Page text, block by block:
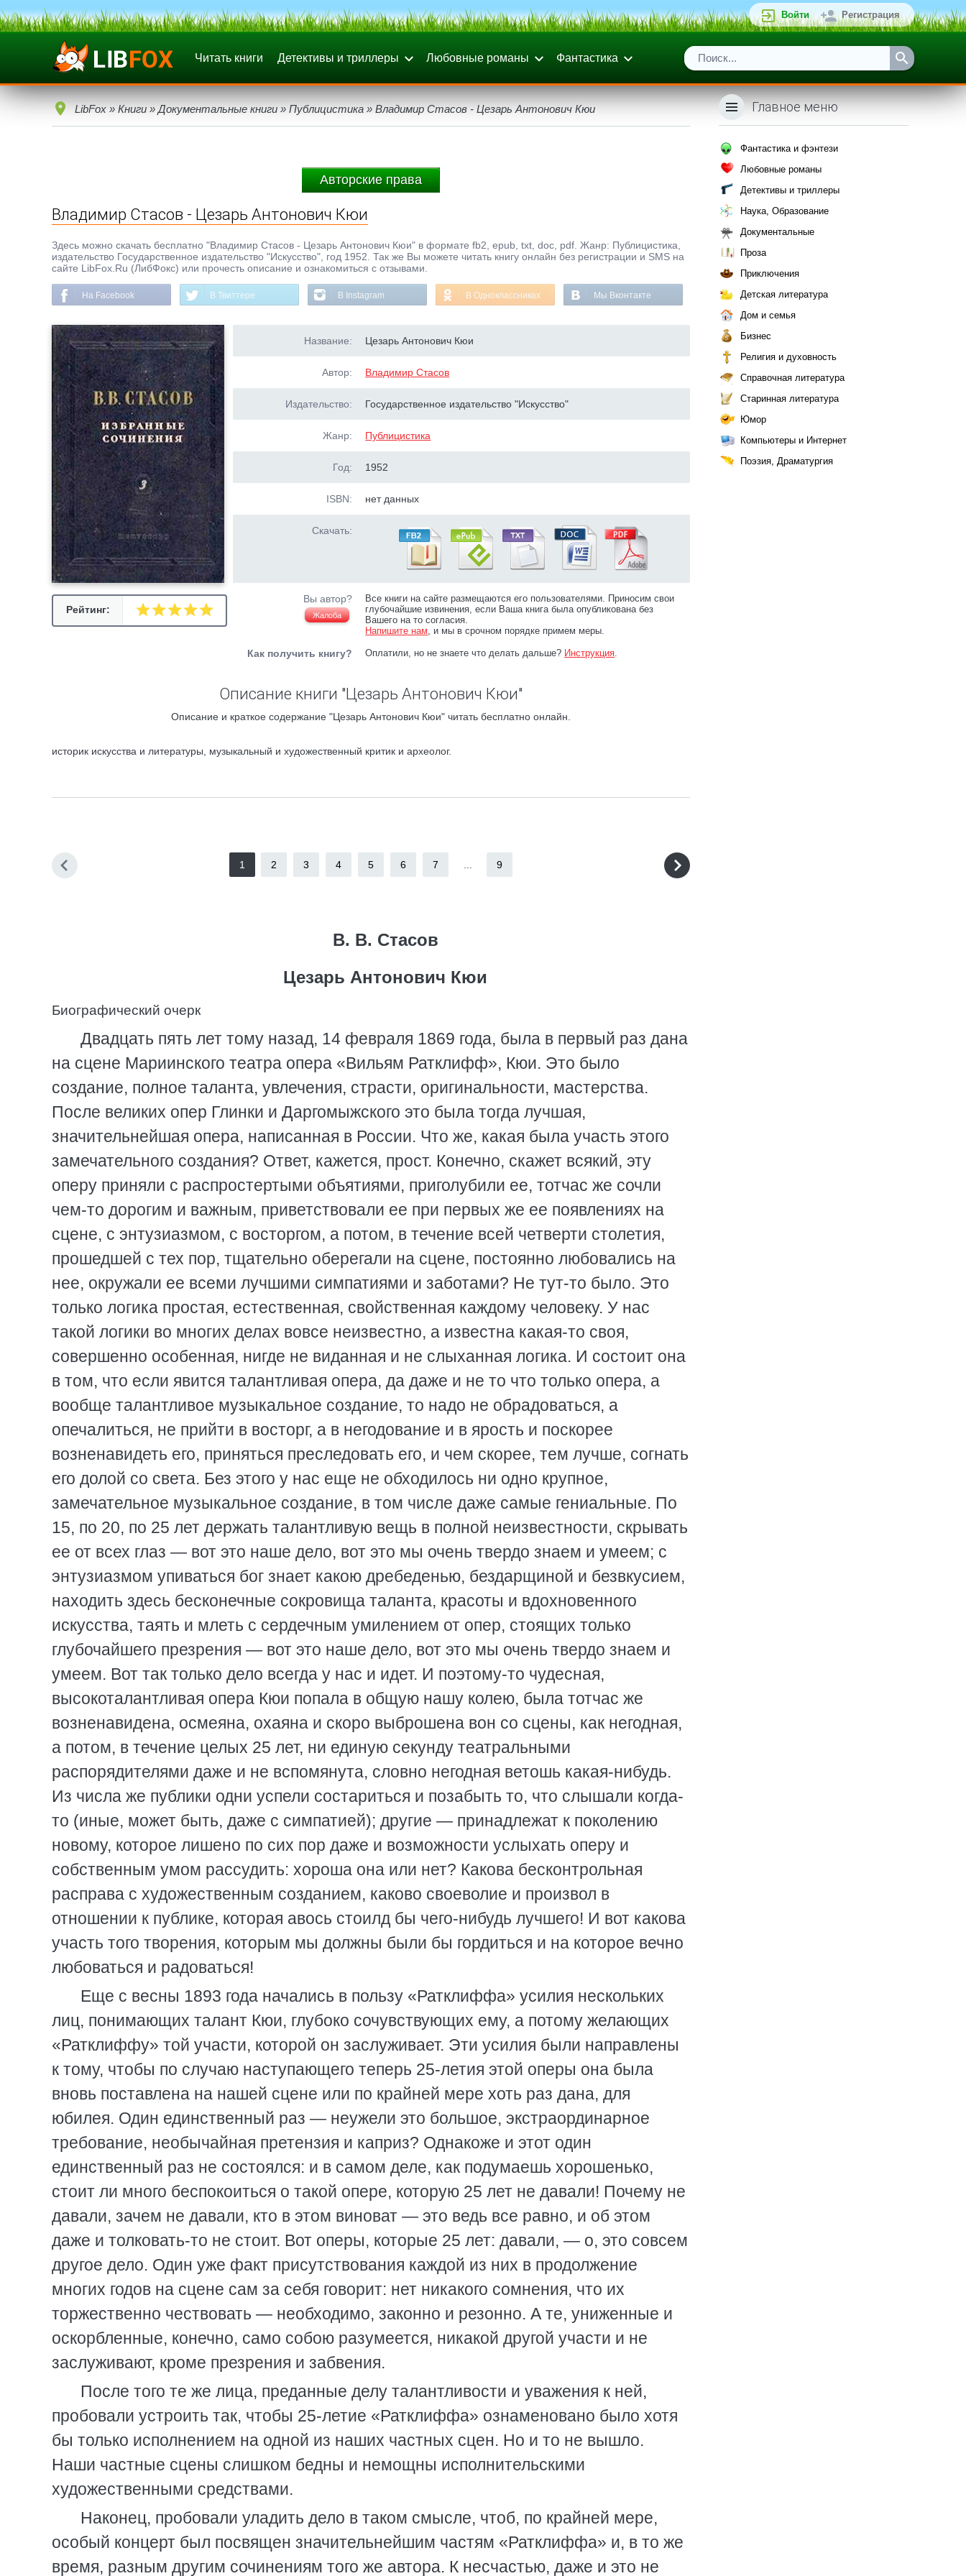
Войти Регистрация
Читать книги Детективы и триллеры Любовные романы Фантастика
LibFox » Книги » Документальные книги » Публицистика » Владимир Стасов - Цезарь Антонович Кюи
Авторские права
Владимир Стасов - Цезарь Антонович Кюи
Здесь можно скачать бесплатно "Владимир Стасов - Цезарь Антонович Кюи" в формате fb2, epub, txt, doc, pdf. Жанр: Публицистика,
издательство Государственное издательство "Искусство", год 1952. Так же Вы можете читать книгу онлайн без регистрации и SMS на
сайте LibFox.Ru (ЛибФокс) или прочесть описание и ознакомиться с отзывами.
На Facebook В Твиттере В Instagram В Одноклассниках Мы Вконтакте
Рейтинг:
Название: Цезарь Антонович Кюи
Автор: Владимир Стасов
Издательство: Государственное издательство "Искусство"
Жанр: Публицистика
Год: 1952
ISBN: нет данных
Скачать:
Вы автор?
Жалоба
Все книги на сайте размещаются его пользователями. Приносим свои
глубочайшие извинения, если Ваша книга была опубликована без
Вашего на то согласия.
Напишите нам, и мы в срочном порядке примем меры.
Как получить книгу? Оплатили, но не знаете что делать дальше? Инструкция.
Описание книги "Цезарь Антонович Кюи"
Описание и краткое содержание "Цезарь Антонович Кюи" читать бесплатно онлайн.
историк искусства и литературы, музыкальный и художественный критик и археолог.
1 2 3 4 5 6 7 9
В. В. Стасов
Цезарь Антонович Кюи
Биографический очерк
Двадцать пять лет тому назад, 14 февраля 1869 года, была в первый раз дана
на сцене Мариинского театра опера «Вильям Ратклифф», Кюи. Это было
создание, полное таланта, увлечения, страсти, оригинальности, мастерства.
После великих опер Глинки и Даргомыжского это была тогда лучшая,
значительнейшая опера, написанная в России. Что же, какая была участь этого
замечательного создания? Ответ, кажется, прост. Конечно, скажет всякий, эту
оперу приняли с распростертыми объятиями, приголубили ее, тотчас же сочли
чем-то дорогим и важным, приветствовали ее при первых же ее появлениях на
сцене, с энтузиазмом, с восторгом, а потом, в течение всей четверти столетия,
прошедшей с тех пор, тщательно оберегали на сцене, постоянно любовались на
нее, окружали ее всеми лучшими симпатиями и заботами? Не тут-то было. Это
только логика простая, естественная, свойственная каждому человеку. У нас
такой логики во многих делах вовсе неизвестно, а известна какая-то своя,
совершенно особенная, нигде не виданная и не слыханная логика. И состоит она
в том, что если явится талантливая опера, да даже и не то что только опера, а
вообще талантливое музыкальное создание, то надо не обрадоваться, а
опечалиться, не прийти в восторг, а в негодование и в ярость и поскорее
возненавидеть его, приняться преследовать его, и чем скорее, тем лучше, согнать
его долой со света. Без этого у нас еще не обходилось ни одно крупное,
замечательное музыкальное создание, в том числе даже самые гениальные. По
15, по 20, по 25 лет держать талантливую вещь в полной неизвестности, скрывать
ее от всех глаз — вот это наше дело, вот это мы очень твердо знаем и умеем; с
энтузиазмом упиваться бог знает какою дребеденью, бездарщиной и безвкусием,
находить здесь бесконечные сокровища таланта, красоты и вдохновенного
искусства, таять и млеть с сердечным умилением от опер, стоящих только
глубочайшего презрения — вот это наше дело, вот это мы очень твердо знаем и
умеем. Вот так только дело всегда у нас и идет. И поэтому-то чудесная,
высокоталантливая опера Кюи попала в общую нашу колею, была тотчас же
возненавидена, осмеяна, охаяна и скоро выброшена вон со сцены, как негодная,
а потом, в течение целых 25 лет, ни единую секунду театральными
распорядителями даже и не вспомянута, словно негодная ветошь какая-нибудь.
Из числа же публики одни успели состариться и позабыть то, что слышали когда-
то (иные, может быть, даже с симпатией); другие — принадлежат к поколению
новому, которое лишено по сих пор даже и возможности услыхать оперу и
собственным умом рассудить: хороша она или нет? Какова бесконтрольная
расправа с художественным созданием, каково своеволие и произвол в
отношении к публике, которая авось стоилд бы чего-нибудь лучшего! И вот какова
участь того творения, которым мы должны были бы гордиться и на которое вечно
любоваться и радоваться!
Еще с весны 1893 года начались в пользу «Ратклиффа» усилия нескольких
лиц, понимающих талант Кюи, глубоко сочувствующих ему, а потому желающих
«Ратклиффу» той участи, которой он заслуживает. Эти усилия были направлены
к тому, чтобы по случаю наступающего теперь 25-летия этой оперы она была
вновь поставлена на нашей сцене или по крайней мере хоть раз дана, для
юбилея. Один единственный раз — неужели это большое, экстраординарное
требование, необычайная претензия и каприз? Однакоже и этот один
единственный раз не состоялся: и в самом деле, как подумаешь хорошенько,
стоит ли много беспокоиться о такой опере, которую 25 лет не давали! Почему не
давали, зачем не давали, кто в этом виноват — это ведь все равно, и об этом
даже и толковать-то не стоит. Вот оперы, которые 25 лет: давали, — о, это совсем
другое дело. Один уже факт присутствования каждой из них в продолжение
многих годов на сцене сам за себя говорит: нет никакого сомнения, что их
торжественно чествовать — необходимо, законно и резонно. А те, униженные и
оскорбленные, конечно, само собою разумеется, никакой другой участи и не
заслуживают, кроме презрения и забвения.
После того те же лица, преданные делу талантливости и уважения к ней,
пробовали устроить так, чтобы 25-летие «Ратклиффа» ознаменовано было хотя
бы только исполнением на одной из наших частных сцен. Но и то не вышло.
Наши частные сцены слишком бедны и немощны исполнительскими
художественными средствами.
Наконец, пробовали уладить дело в таком смысле, чтоб, по крайней мере,
особый концерт был посвящен значительнейшим частям «Ратклиффа» и, в то же
время, разным другим сочинениям того же автора. К несчастью, даже и это не
Главное меню
Фантастика и фэнтези
Любовные романы
Детективы и триллеры
Наука, Образование
Документальные
Проза
Приключения
Детская литература
Дом и семья
Бизнес
Религия и духовность
Справочная литература
Старинная литература
Юмор
Компьютеры и Интернет
Поэзия, Драматургия